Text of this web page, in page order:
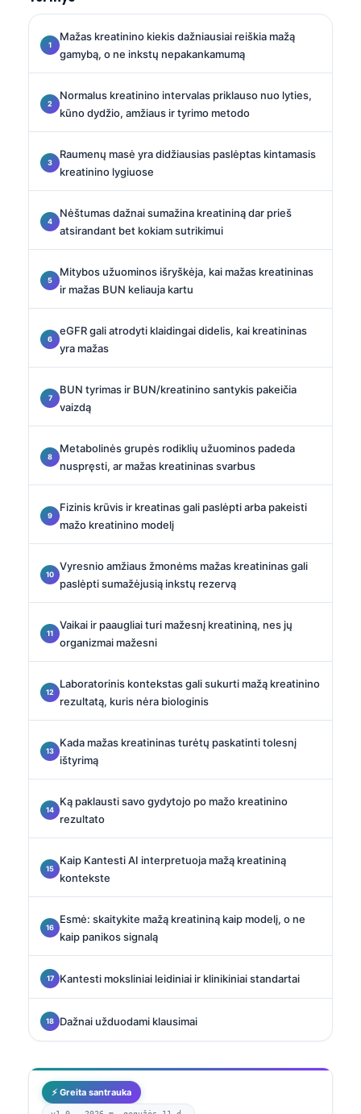
Mažas kreatinino kiekis dažniausiai reiškia mažą
gamybą, o ne inkstų nepakankamumą
Normalus kreatinino intervalas priklauso nuo lyties,
kūno dydžio, amžiaus ir tyrimo metodo
Raumenų masė yra didžiausias paslėptas kintamasis
kreatinino lygiuose
Nėštumas dažnai sumažina kreatininą dar prieš
atsirandant bet kokiam sutrikimui
Mitybos užuominos išryškėja, kai mažas kreatininas
ir mažas BUN keliauja kartu
eGFR gali atrodyti klaidingai didelis, kai kreatininas
yra mažas
BUN tyrimas ir BUN/kreatinino santykis pakeičia
vaizdą
Metabolinės grupės rodiklių užuominos padeda
nuspręsti, ar mažas kreatininas svarbus
Fizinis krūvis ir kreatinas gali paslėpti arba pakeisti
mažo kreatinino modelį
Vyresnio amžiaus žmonėms mažas kreatininas gali
paslėpti sumažėjusią inkstų rezervą
Vaikai ir paaugliai turi mažesnį kreatininą, nes jų
organizmai mažesni
Laboratorinis kontekstas gali sukurti mažą kreatinino
rezultatą, kuris nėra biologinis
Kada mažas kreatininas turėtų paskatinti tolesnį
ištyrimą
Ką paklausti savo gydytojo po mažo kreatinino
rezultato
Kaip Kantesti AI interpretuoja mažą kreatininą
kontekste
Esmė: skaitykite mažą kreatininą kaip modelį, o ne
kaip panikos signalą
Kantesti moksliniai leidiniai ir klinikiniai standartai
Dažnai užduodami klausimai
⚡ Greita santrauka